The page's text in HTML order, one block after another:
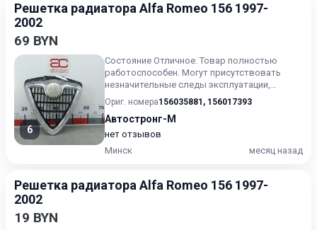
Решетка радиатора Alfa Romeo 156 1997-
2002
69 BYN
6
Состояние Отличное. Товар полностью
работоспособен. Могут присутствовать
незначительные следы эксплуатации,
царапины на лакокрасочном покрыт...
Ориг. номера156035881 , 156017393
Автостронг-М
нет отзывов
Минск
месяц назад
Решетка радиатора Alfa Romeo 156 1997-
2002
19 BYN